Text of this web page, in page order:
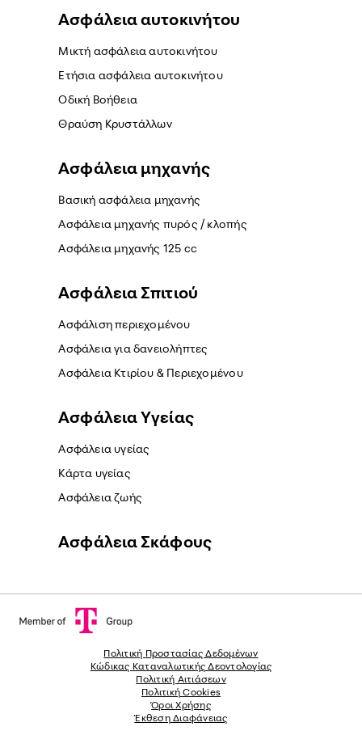
Ασφάλεια αυτοκινήτου
Μικτή ασφάλεια αυτοκινήτου
Ετήσια ασφάλεια αυτοκινήτου
Οδική Βοήθεια
Θραύση Κρυστάλλων
Ασφάλεια μηχανής
Βασική ασφάλεια μηχανής
Ασφάλεια μηχανής πυρός / κλοπής
Ασφάλεια μηχανής 125 cc
Ασφάλεια Σπιτιού
Ασφάλιση περιεχομένου
Ασφάλεια για δανειολήπτες
Ασφάλεια Κτιρίου & Περιεχομένου
Ασφάλεια Yγείας
Ασφάλεια υγείας
Κάρτα υγείας
Ασφάλεια ζωής
Ασφάλεια Σκάφους
Πολιτική Προστασίας Δεδομένων
Κώδικας Καταναλωτικής Δεοντολογίας
Πολιτική Αιτιάσεων
Πολιτική Cookies
Όροι Χρήσης
Έκθεση Διαφάνειας